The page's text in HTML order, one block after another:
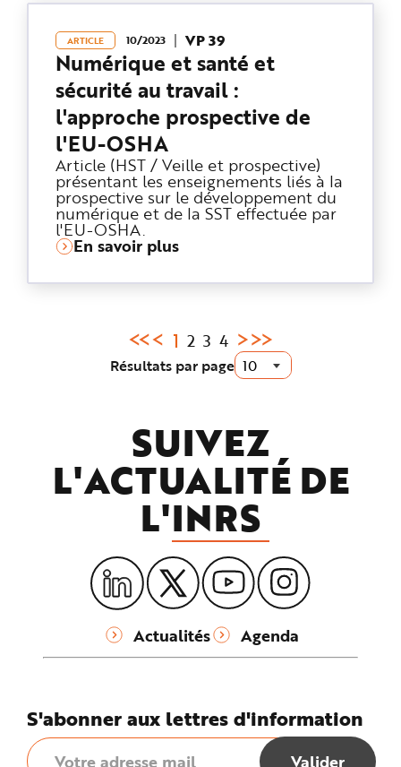
ARTICLE 10/2023 VP 39
Numérique et santé et
sécurité au travail :
l'approche prospective de
l'EU-OSHA
Article (HST / Veille et prospective)
présentant les enseignements liés à la
prospective sur le développement du
numérique et de la SST effectuée par
l'EU-OSHA.
En savoir plus
Résultats par page
Page
courante
1 2 3 4
SUIVEZ
L'ACTUALITÉ DE
L'INRS
Actualités Agenda
S'abonner aux lettres d'information